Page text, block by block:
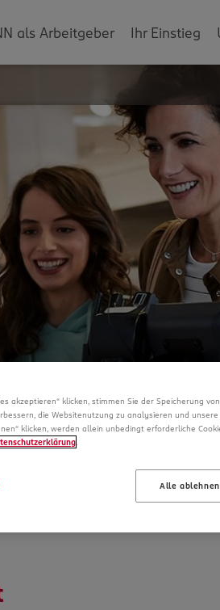
als Arbeitgeber Ihr Einstieg
akzeptieren“ klicken, stimmen Sie der Speicherung
die Websitenutzung zu analysieren und
klicken, werden allein unbedingt erforderliche
.
Alle ablehnen